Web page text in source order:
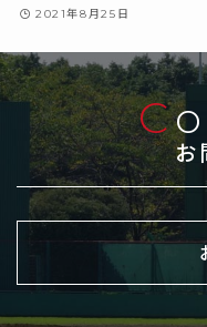
2021年8月25日
C
お